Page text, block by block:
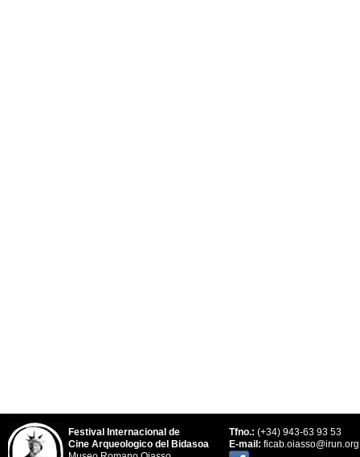
Festival Internacional de
Cine Arqueologico del Bidasoa
Tfno.: (+34) 943-63 93 53
E-mail: ficab.oiasso@irun.org